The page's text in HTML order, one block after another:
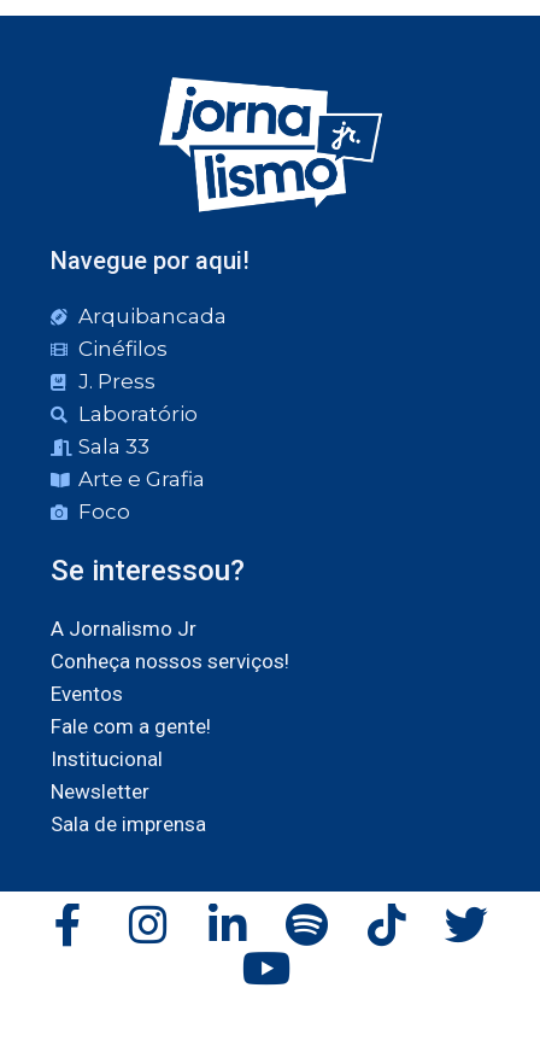
Navegue por aqui!
Arquibancada
Cinéfilos
J. Press
Laboratório
Sala 33
Arte e Grafia
Foco
Se interessou?
A Jornalismo Jr
Conheça nossos serviços!
Eventos
Fale com a gente!
Institucional
Newsletter
Sala de imprensa